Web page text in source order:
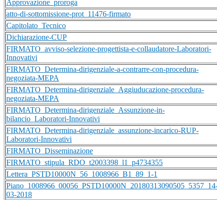
Approvazione_proroga
atto-di-sottomissione-prot_11476-firmato
Capitolato_Tecnico
Dichiarazione-CUP
FIRMATO_avviso-selezione-progettista-e-collaudatore-Laboratori-
Innovativi
FIRMATO_Determina-dirigenziale-a-contrarre-con-procedura-
negoziata-MEPA
FIRMATO_Determina-dirigenziale_Aggiuducazione-procedura-
negoziata-MEPA
FIRMATO_Determina-dirigenziale_Assunzione-in-
bilancio_Laboratori-Innovativi
FIRMATO_Determina-dirigenziale_assunzione-incarico-RUP-
Laboratori-Innovativi
FIRMATO_Disseminazione
FIRMATO_stipula_RDO_t2003398_l1_p4734355
Lettera_PSTD10000N_56_1008966_B1_89_1-1
03-2018